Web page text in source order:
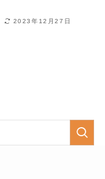
2023年12月27日